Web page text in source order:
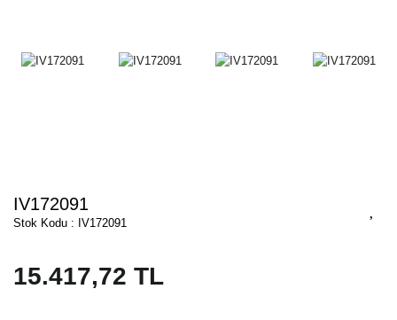
IV172091
Stok Kodu : IV172091
15.417,72 TL